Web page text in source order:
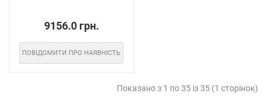
9156.0 грн.
ПОВІДОМИТИ ПРО НАЯВНІСТЬ
Показано з 1 по 35 із 35 (1 сторінок)